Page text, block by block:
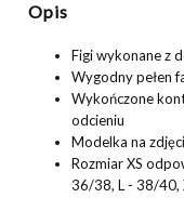
Opis
Figi wykonane z
Wygodny pełen
Wykończone
odcieniu
Modelka na
Rozmiar XS
36/38, L - 38/40,